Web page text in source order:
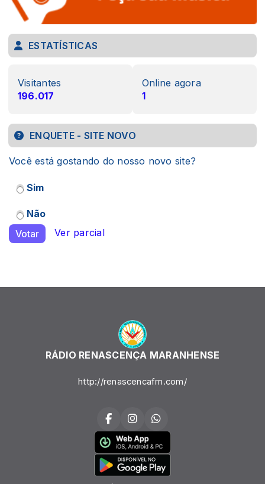
ESTATÍSTICAS
Visitantes
196.017
Online agora
1
ENQUETE - SITE NOVO
Você está gostando do nosso novo site?
Sim
Não
Votar
Ver parcial
RÁDIO RENASCENÇA MARANHENSE
http://renascencafm.com/